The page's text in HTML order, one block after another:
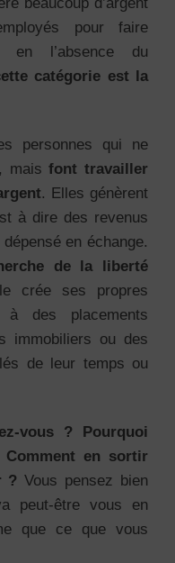
pour faire
en l’absence du
catégorie est la
personnes qui ne
maisfont travailler
. Elles génèrent
à dire des revenus
en échange.
de la liberté
crée ses propres
des placements
immobiliers ou des
de leur temps ou
vous ? Pourquoi
en sortir
? Vous pensez bien
peut-être vous en
que ce que vous